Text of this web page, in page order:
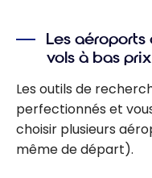
Les
vols à bas prix
Les outils de
perfectionnés et
choisir plusieurs
même de départ).